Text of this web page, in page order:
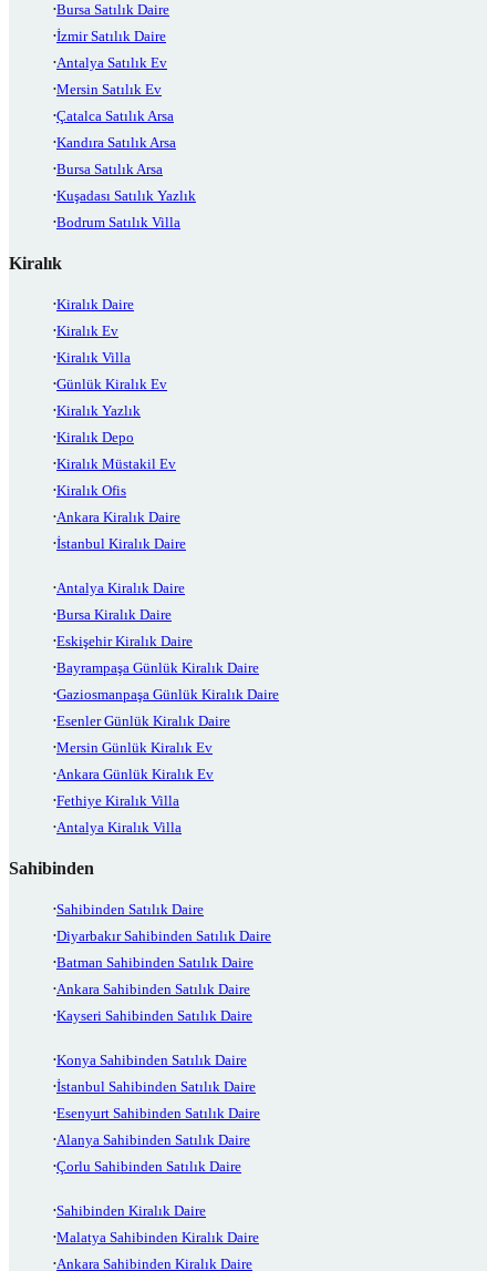
Bursa Satılık Daire
İzmir Satılık Daire
Antalya Satılık Ev
Mersin Satılık Ev
Çatalca Satılık Arsa
Kandıra Satılık Arsa
Bursa Satılık Arsa
Kuşadası Satılık Yazlık
Bodrum Satılık Villa
Kiralık
Kiralık Daire
Kiralık Ev
Kiralık Villa
Günlük Kiralık Ev
Kiralık Yazlık
Kiralık Depo
Kiralık Müstakil Ev
Kiralık Ofis
Ankara Kiralık Daire
İstanbul Kiralık Daire
Antalya Kiralık Daire
Bursa Kiralık Daire
Eskişehir Kiralık Daire
Bayrampaşa Günlük Kiralık Daire
Gaziosmanpaşa Günlük Kiralık Daire
Esenler Günlük Kiralık Daire
Mersin Günlük Kiralık Ev
Ankara Günlük Kiralık Ev
Fethiye Kiralık Villa
Antalya Kiralık Villa
Sahibinden
Sahibinden Satılık Daire
Diyarbakır Sahibinden Satılık Daire
Batman Sahibinden Satılık Daire
Ankara Sahibinden Satılık Daire
Kayseri Sahibinden Satılık Daire
Konya Sahibinden Satılık Daire
İstanbul Sahibinden Satılık Daire
Esenyurt Sahibinden Satılık Daire
Alanya Sahibinden Satılık Daire
Çorlu Sahibinden Satılık Daire
Sahibinden Kiralık Daire
Malatya Sahibinden Kiralık Daire
Ankara Sahibinden Kiralık Daire